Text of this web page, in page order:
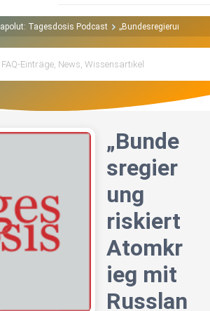
apolut: Tagesdosis Podcast „Bundesregierung
„Bunde
sregier
ung
riskiert
Atomkr
ieg mit
Russlan